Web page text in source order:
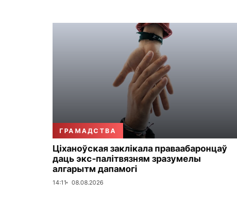
ГРАМАДСТВА
Ціханоўская заклікала праваабаронцаў
даць экс-палітвязням зразумелы
алгарытм дапамогі
14:11 08.08.2026